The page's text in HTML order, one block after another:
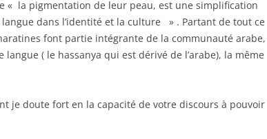
« la pigmentation de leur peau, est une simplification
dans l’identité et la culture » . Partant de tout ce
font partie intégrante de la communauté arabe,
( le hassanya qui est dérivé de l’arabe), la même
je doute fort en la capacité de votre discours à pouvoir